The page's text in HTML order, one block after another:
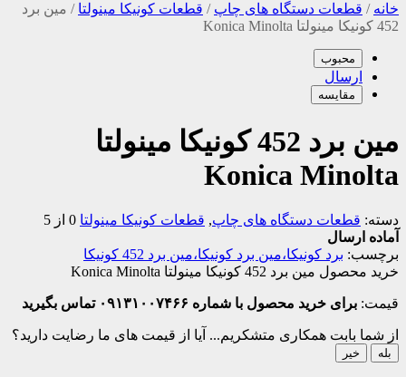
خانه / قطعات دستگاه های چاپ / قطعات کونیکا مینولتا / مین برد
452 کونیکا مینولتا Konica Minolta
محبوب
ارسال
مقایسه
مین برد 452 کونیکا مینولتا
Konica Minolta
دسته: قطعات دستگاه های چاپ, قطعات کونیکا مینولتا 0 از 5
آماده ارسال
برچسب: برد کونیکا،مین برد کونیکا،مین برد 452 کونیکا
خرید محصول مین برد 452 کونیکا مینولتا Konica Minolta
قیمت: برای خرید محصول با شماره ۰۹۱۳۱۰۰۷۴۶۶ تماس بگیرید
از شما بابت همکاری متشکریم... آیا از قیمت های ما رضایت دارید؟
بله خیر